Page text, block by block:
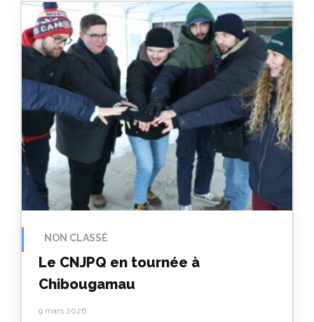
NON CLASSÉ
Le CNJPQ en tournée à
Chibougamau
9 mars 2026